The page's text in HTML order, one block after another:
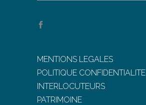
MENTIONS LEGALES
POLITIQUE CONFIDENTIALITE
INTERLOCUTEURS
PATRIMOINE